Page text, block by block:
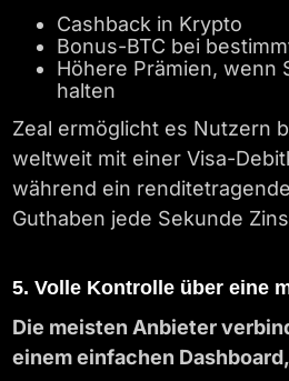
Cashback in Krypto
Bonus-BTC bei
Höhere Prämien, wenn
halten
Zeal ermöglicht es Nutzern
weltweit mit einer Visa-
während ein
Guthaben jede Sekunde
5. Volle Kontrolle über eine
Die meisten Anbieter
einem einfachen